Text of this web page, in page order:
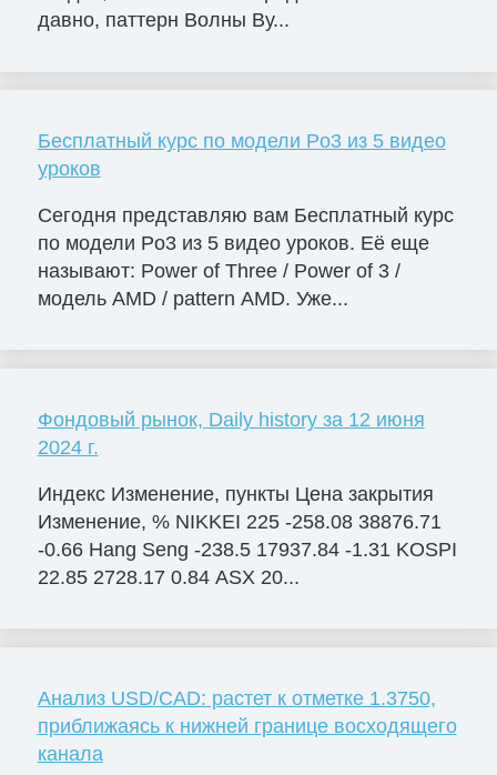
давно, паттерн Волны Ву...
Бесплатный курс по модели Po3 из 5 видео
уроков
Сегодня представляю вам Бесплатный курс
по модели Po3 из 5 видео уроков. Её еще
называют: Power of Three / Power of 3 /
модель AMD / pattern AMD. Уже...
Фондовый рынок, Daily history за 12 июня
2024 г.
Индекс Изменение, пункты Цена закрытия
Изменение, % NIKKEI 225 -258.08 38876.71
-0.66 Hang Seng -238.5 17937.84 -1.31 KOSPI
22.85 2728.17 0.84 ASX 20...
Анализ USD/CAD: растет к отметке 1.3750,
приближаясь к нижней границе восходящего
канала